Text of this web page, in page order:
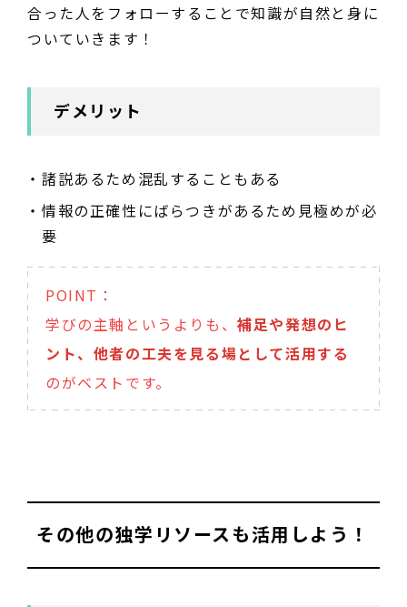
合った人をフォローすることで知識が自然と身に
ついていきます！
デメリット
諸説あるため混乱することもある
情報の正確性にばらつきがあるため見極めが必
要
POINT：
学びの主軸というよりも、補足や発想のヒ
ント、他者の工夫を見る場として活用する
のがベストです。
その他の独学リソースも活用しよう！